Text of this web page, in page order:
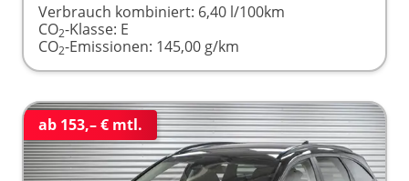
Verbrauch kombiniert: 6,40 l/100km
CO2-Klasse: E
CO2-Emissionen: 145,00 g/km
ab 153,– € mtl.